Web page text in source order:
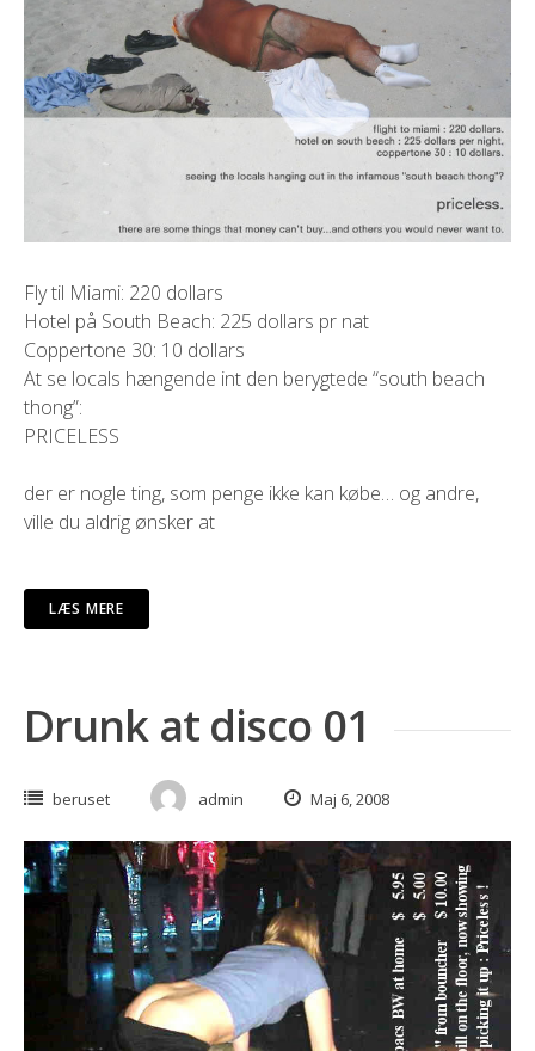
Fly til Miami: 220 dollars
Hotel på South Beach: 225 dollars pr nat
Coppertone 30: 10 dollars
At se locals hængende int den berygtede “south beach
thong”:
PRICELESS
der er nogle ting, som penge ikke kan købe… og andre,
ville du aldrig ønsker at
LÆS MERE
Drunk at disco 01
beruset admin Maj 6, 2008